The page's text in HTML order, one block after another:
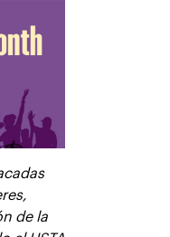
de la